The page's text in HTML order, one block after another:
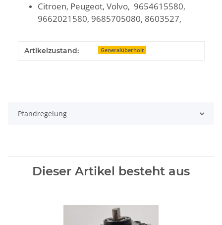
Citroen, Peugeot, Volvo, 9654615580,
9662021580, 9685705080, 8603527,
Produkteigenschaft
Wert
Artikelzustand: Generalüberholt
Pfandregelung
Dieser Artikel besteht aus